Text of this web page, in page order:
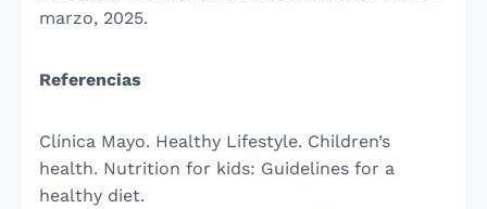
marzo, 2025.
Referencias
Clínica Mayo. Healthy Lifestyle. Children’s
health. Nutrition for kids: Guidelines for a
healthy diet.